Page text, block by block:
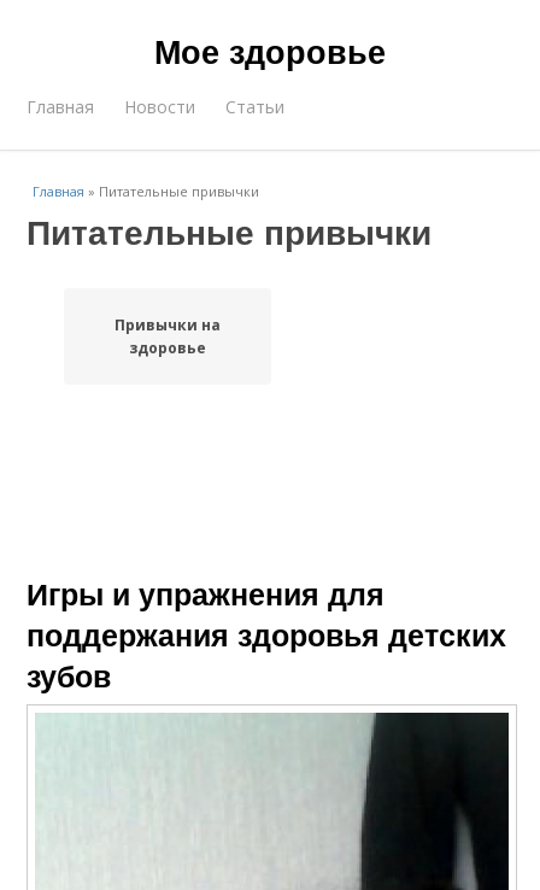
Мое здоровье
Главная Новости Статьи
Главная » Питательные привычки
Питательные привычки
Привычки на
здоровье
Игры и упражнения для
поддержания здоровья детских
зубов